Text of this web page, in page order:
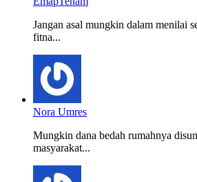
Jangan asal mungkin dalam menilai
fitna...
Nora Umres
Mungkin dana bedah rumahnya
masyarakat...